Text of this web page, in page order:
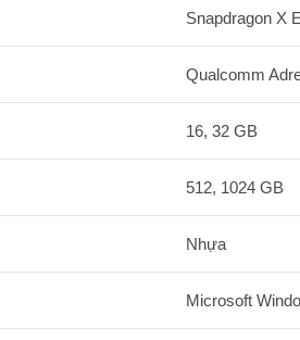
Snapdragon X
Qualcomm
16, 32 GB
512, 1024 GB
Nhựa
Microsoft